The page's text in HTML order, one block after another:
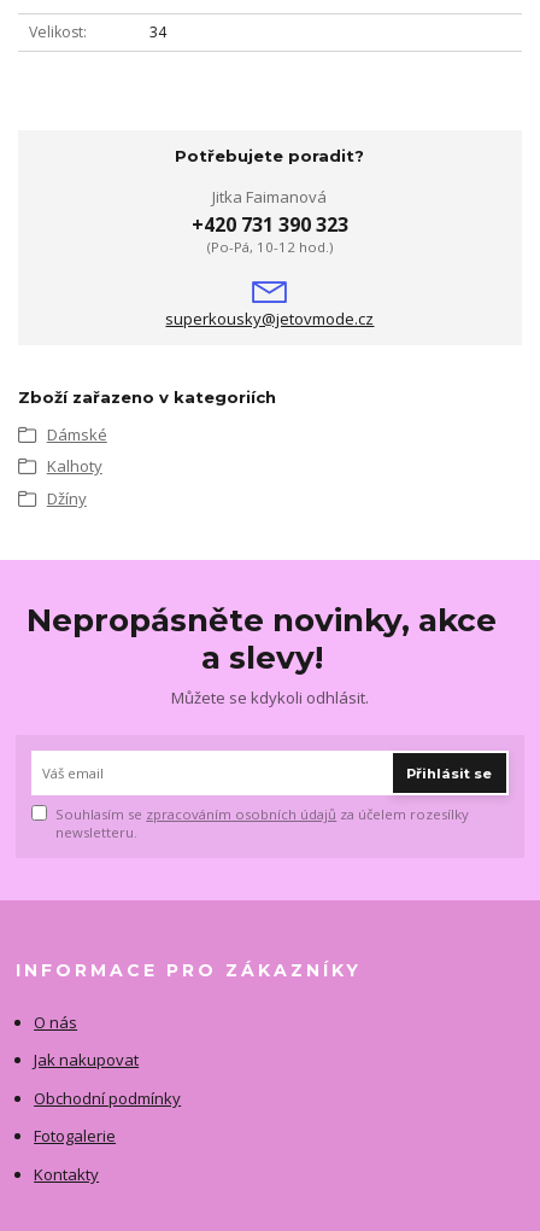
Velikost 34
Potřebujete poradit?
Jitka Faimanová
+420 731 390 323
(Po-Pá, 10-12 hod.)
superkousky@jetovmode.cz
Zboží zařazeno v kategoriích
Dámské
Kalhoty
Džíny
Nepropásněte novinky, akce
a slevy!
Můžete se kdykoli odhlásit.
Přihlásit se
Souhlasím se zpracováním osobních údajů za účelem rozesílky
newsletteru.
INFORMACE PRO ZÁKAZNÍKY
O nás
Jak nakupovat
Obchodní podmínky
Fotogalerie
Kontakty